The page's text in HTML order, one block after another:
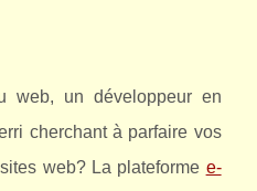
web, un développeur en
cherchant à parfaire vos
web? La plateforme e-